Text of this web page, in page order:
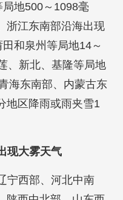
地500～1098毫
浙江东南部沿海出现
和泉州等局地14～
、新北、基隆等局地
海东南部、内蒙古东
地区降雨或雨夹雪1
现大雾天气
宁西部、河北中南